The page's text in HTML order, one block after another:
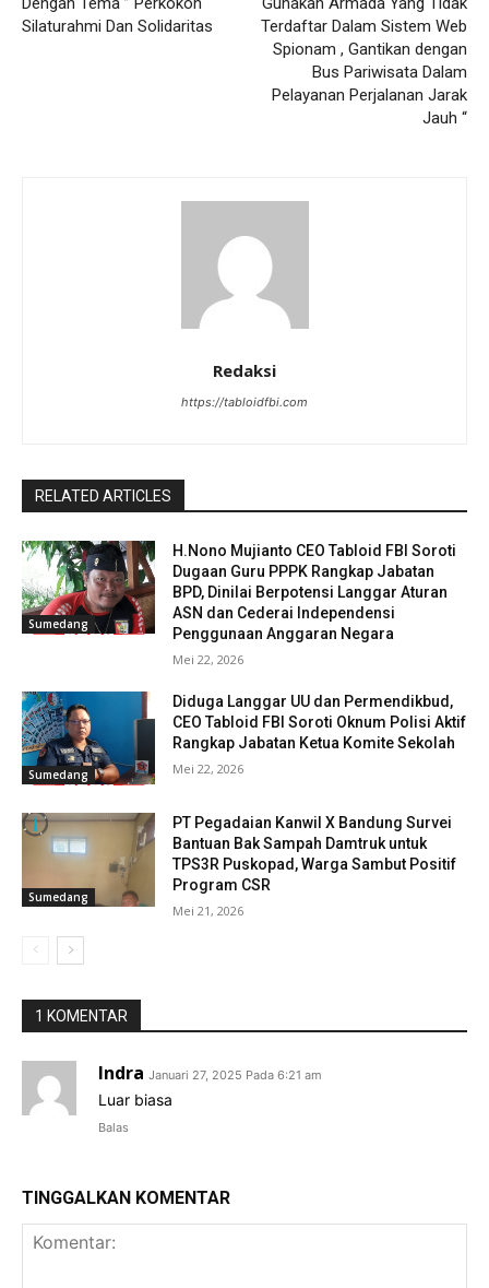
Silaturahmi Dan Solidaritas
Terdaftar Dalam Sistem Web
Spionam , Gantikan dengan
Bus Pariwisata Dalam
Pelayanan Perjalanan Jarak
Jauh “
Redaksi
https://tabloidfbi.com
RELATED ARTICLES
Sumedang
H.Nono Mujianto CEO Tabloid FBI Soroti
Dugaan Guru PPPK Rangkap Jabatan
BPD, Dinilai Berpotensi Langgar Aturan
ASN dan Cederai Independensi
Penggunaan Anggaran Negara
Mei 22, 2026
Sumedang
Diduga Langgar UU dan Permendikbud,
CEO Tabloid FBI Soroti Oknum Polisi Aktif
Rangkap Jabatan Ketua Komite Sekolah
Mei 22, 2026
Sumedang
PT Pegadaian Kanwil X Bandung Survei
Bantuan Bak Sampah Damtruk untuk
TPS3R Puskopad, Warga Sambut Positif
Program CSR
Mei 21, 2026
1 KOMENTAR
Indra Januari 27, 2025 Pada 6:21 am
Luar biasa
Balas
TINGGALKAN KOMENTAR